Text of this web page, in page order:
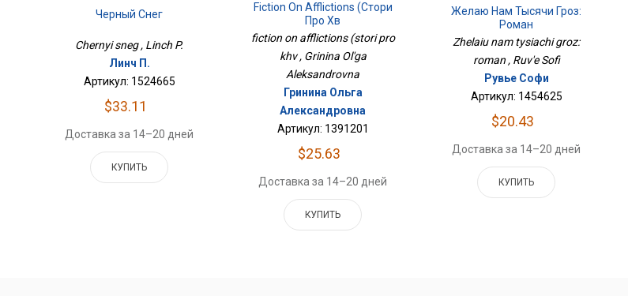
Черный Снег
Chernyi sneg , Linch P.
Линч П.
Артикул: 1524665
$33.11
Доставка за 14–20 дней
КУПИТЬ
Fiction On Afflictions (стори
Про Хв
fiction on afflictions (stori pro
khv , Grinina Ol'ga
Aleksandrovna
Гринина Ольга
Александровна
Артикул: 1391201
$25.63
Доставка за 14–20 дней
КУПИТЬ
Желаю Нам Тысячи Гроз:
Роман
Zhelaiu nam tysiachi groz:
roman , Ruv'e Sofi
Рувье Софи
Артикул: 1454625
$20.43
Доставка за 14–20 дней
КУПИТЬ